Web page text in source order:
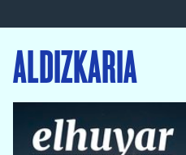
ALDIZKARIA